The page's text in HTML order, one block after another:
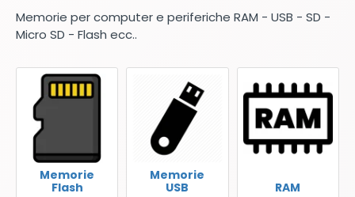
Memorie per computer e periferiche RAM - USB - SD -
Micro SD - Flash ecc..
Memorie
Flash
Memorie
USB
RAM